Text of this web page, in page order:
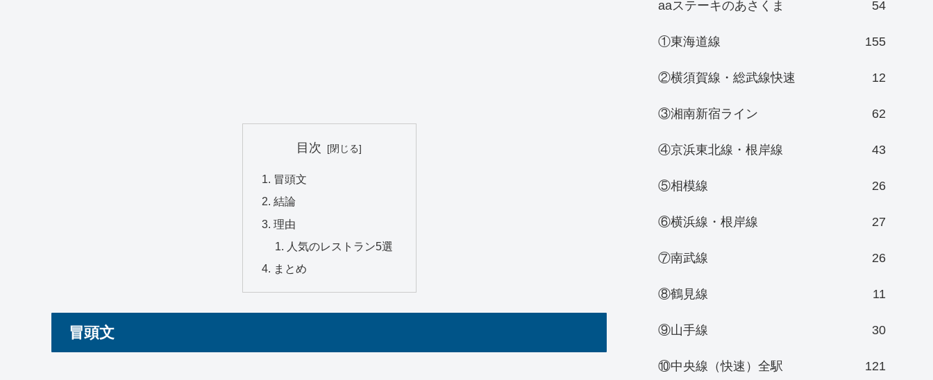
目次
冒頭文
結論
理由
人気のレストラン5選
まとめ
冒頭文
aaステーキのあさくま 54
①東海道線 155
②横須賀線・総武線快速 12
③湘南新宿ライン 62
④京浜東北線・根岸線 43
⑤相模線 26
⑥横浜線・根岸線 27
⑦南武線 26
⑧鶴見線 11
⑨山手線 30
⑩中央線（快速）全駅 121